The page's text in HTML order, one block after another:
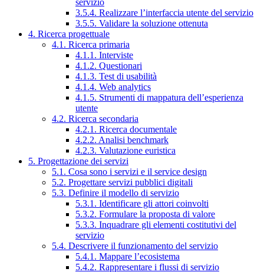
3.5.4. Realizzare l’interfaccia utente del servizio
3.5.5. Validare la soluzione ottenuta
4. Ricerca progettuale
4.1. Ricerca primaria
4.1.1. Interviste
4.1.2. Questionari
4.1.3. Test di usabilità
4.1.4. Web analytics
4.1.5. Strumenti di mappatura dell’esperienza
utente
4.2. Ricerca secondaria
4.2.1. Ricerca documentale
4.2.2. Analisi benchmark
4.2.3. Valutazione euristica
5. Progettazione dei servizi
5.1. Cosa sono i servizi e il service design
5.2. Progettare servizi pubblici digitali
5.3. Definire il modello di servizio
5.3.1. Identificare gli attori coinvolti
5.3.2. Formulare la proposta di valore
5.3.3. Inquadrare gli elementi costitutivi del
servizio
5.4. Descrivere il funzionamento del servizio
5.4.1. Mappare l’ecosistema
5.4.2. Rappresentare i flussi di servizio